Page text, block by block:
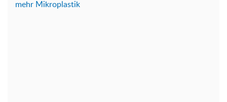
mehr Mikroplastik